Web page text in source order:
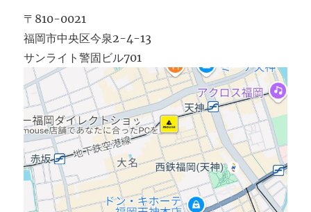
〒810-0021
福岡市中央区今泉2-4-13
サンライト警固ビル701